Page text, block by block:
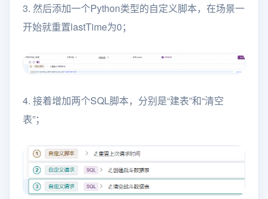
3. 然后添加一个Python类型的自定义脚本，在场景一
开始就重置lastTime为0；
4. 接着增加两个SQL脚本，分别是“建表”和“清空
表”；